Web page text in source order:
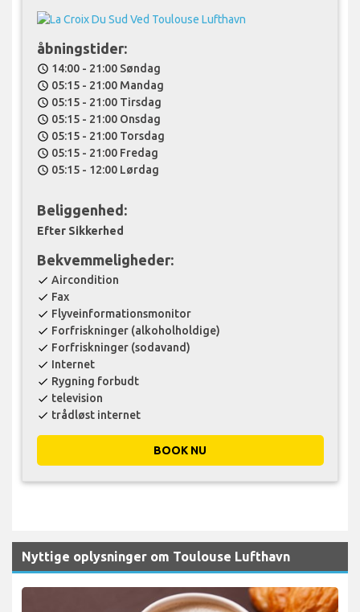
åbningstider:
schedule 14:00 - 21:00 Søndag
schedule 05:15 - 21:00 Mandag
schedule 05:15 - 21:00 Tirsdag
schedule 05:15 - 21:00 Onsdag
schedule 05:15 - 21:00 Torsdag
schedule 05:15 - 21:00 Fredag
schedule 05:15 - 12:00 Lørdag
Beliggenhed:
Efter Sikkerhed
Bekvemmeligheder:
check Aircondition
check Fax
check Flyveinformationsmonitor
check Forfriskninger (alkoholholdige)
check Forfriskninger (sodavand)
check Internet
check Rygning forbudt
check television
check trådløst internet
BOOK NU
Nyttige oplysninger om Toulouse Lufthavn